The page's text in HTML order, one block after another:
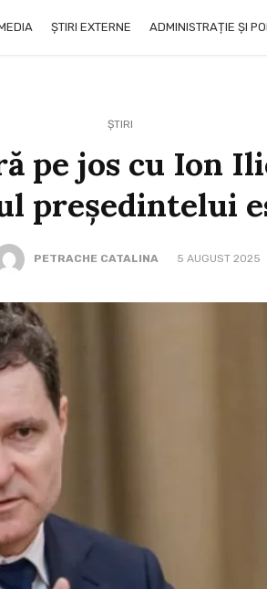
ȘTIRI EXTERNE ADMINISTRAȚIE ȘI
ȘTIRI
pe jos cu Ion
președintelui
PETRACHE CATALINA 5 AUGUST 2025